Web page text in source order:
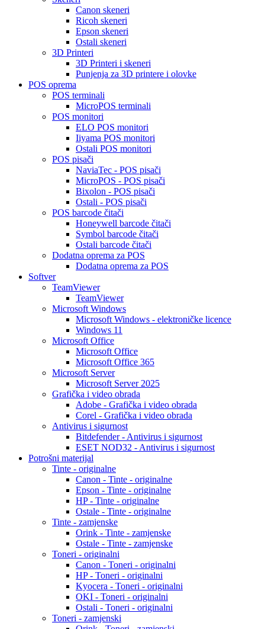
Canon skeneri
Ricoh skeneri
Epson skeneri
Ostali skeneri
3D Printeri
3D Printeri i skeneri
Punjenja za 3D printere i olovke
POS oprema
POS terminali
MicroPOS terminali
POS monitori
ELO POS monitori
Iiyama POS monitori
Ostali POS monitori
POS pisači
NaviaTec - POS pisači
MicroPOS - POS pisači
Bixolon - POS pisači
Ostali - POS pisači
POS barcode čitači
Honeywell barcode čitači
Symbol barcode čitači
Ostali barcode čitači
Dodatna oprema za POS
Dodatna oprema za POS
Softver
TeamViewer
TeamViewer
Microsoft Windows
Microsoft Windows - elektroničke licence
Windows 11
Microsoft Office
Microsoft Office
Microsoft Office 365
Microsoft Server
Microsoft Server 2025
Grafička i video obrada
Adobe - Grafička i video obrada
Corel - Grafička i video obrada
Antivirus i sigurnost
Bitdefender - Antivirus i sigurnost
ESET NOD32 - Antivirus i sigurnost
Potrošni materijal
Tinte - originalne
Canon - Tinte - originalne
Epson - Tinte - originalne
HP - Tinte - originalne
Ostale - Tinte - originalne
Tinte - zamjenske
Orink - Tinte - zamjenske
Ostale - Tinte - zamjenske
Toneri - originalni
Canon - Toneri - originalni
HP - Toneri - originalni
Kyocera - Toneri - originalni
OKI - Toneri - originalni
Ostali - Toneri - originalni
Toneri - zamjenski